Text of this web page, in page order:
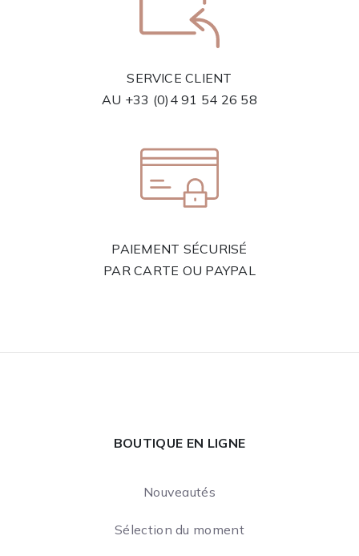
SERVICE CLIENT
AU +33 (0)4 91 54 26 58
PAIEMENT SÉCURISÉ
PAR CARTE OU PAYPAL
BOUTIQUE EN LIGNE
Nouveautés
Sélection du moment